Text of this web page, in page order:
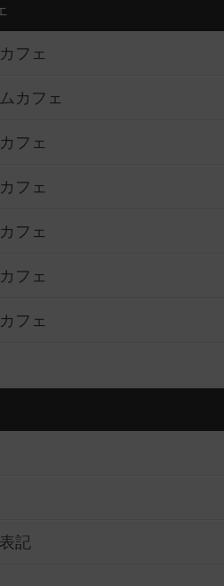
フェ
カフェ
フェ
フェ
フェ
フェ
フェ
記